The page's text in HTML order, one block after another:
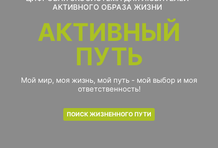
АКТИВНОГО ОБРАЗА ЖИЗНИ
АКТИВНЫЙ
ПУТЬ
Мой мир, моя жизнь, мой путь - мой выбор и моя
ответственность!
ПОИСК ЖИЗНЕННОГО ПУТИ